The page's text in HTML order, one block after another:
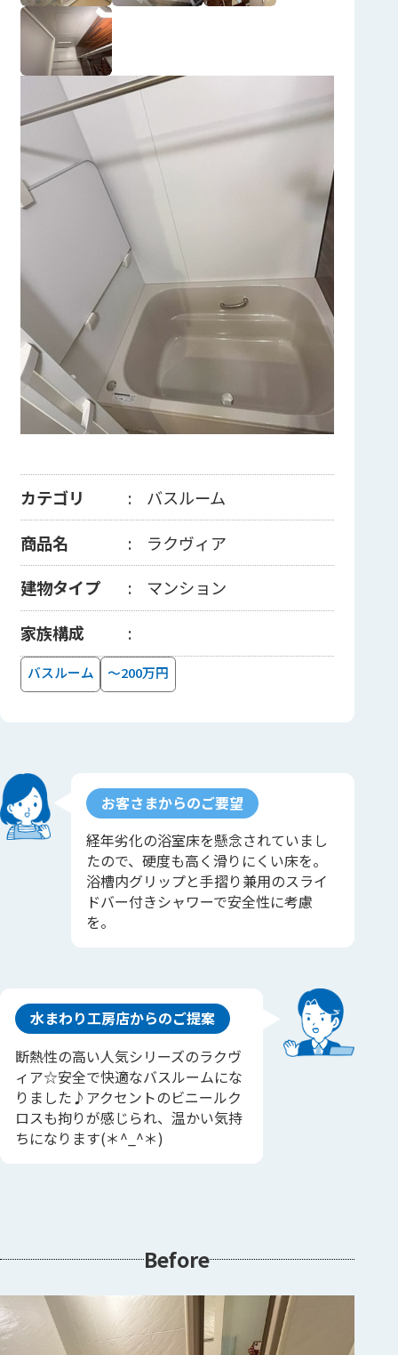
カテゴリ
バスルーム
商品名
ラクヴィア
建物タイプ
マンション
家族構成
バスルーム ～200万円
お客さまからのご要望
経年劣化の浴室床を懸念されていまし
たので、硬度も高く滑りにくい床を。
浴槽内グリップと手摺り兼用のスライ
ドバー付きシャワーで安全性に考慮
を。
水まわり工房店からのご提案
断熱性の高い人気シリーズのラクヴ
ィア☆安全で快適なバスルームにな
りました♪アクセントのビニールク
ロスも拘りが感じられ、温かい気持
ちになります(＊^_^＊)
Before